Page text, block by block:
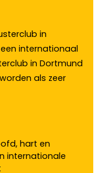
in
internationaal
in Dortmund
als zeer
hart en
internationale